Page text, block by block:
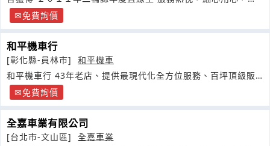
車 免費詢價
和平機車行
[彰化縣-員林市]
和平機車
和平機車行 43年老店、提供最現代化全方位服務、百坪頂級販
賣廣場免費詢價
全嘉車業有限公司
[台北市-文山區]
全嘉車業